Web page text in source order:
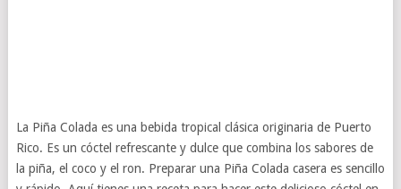
La Piña Colada es una bebida tropical clásica originaria de Puerto
Rico. Es un cóctel refrescante y dulce que combina los sabores de
la piña, el coco y el ron. Preparar una Piña Colada casera es sencillo